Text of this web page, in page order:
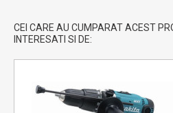
CEI CARE AU CUMPARAT ACEST
INTERESATI SI DE: